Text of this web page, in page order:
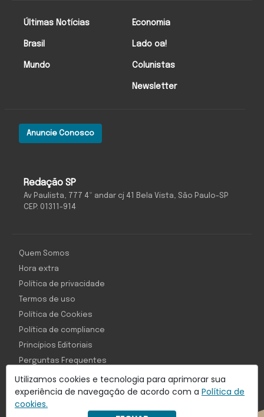
Utilizamos cookies e tecnologia para aprimorar sua
experiência de navegação de acordo com a Política de
cookies.
Redação SP
Av Paulista, 777 4º andar cj 41 Bela Vista, São Paulo-SP
CEP: 01311-914
Anuncie Conosco
Últimas Notícias
Brasil
Mundo
Economia
Lado oa!
Colunistas
Newsletter
Com inteligência e tecnologia:
Quem Somos
Hora extra
Política de privacidade
Termos de uso
Política de Cookies
Política de compliance
Princípios Editoriais
Perguntas Frequentes